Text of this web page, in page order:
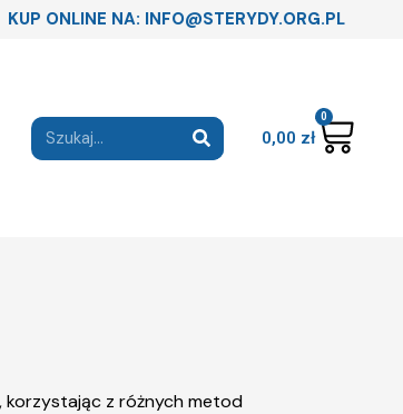
KUP ONLINE NA: INFO@STERYDY.ORG.PL
0,00 zł
0
korzystając z różnych metod